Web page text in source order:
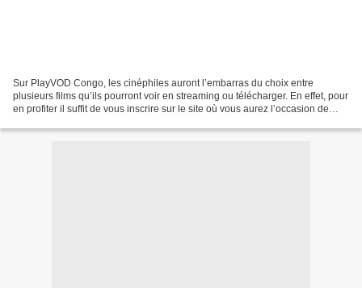
Sur PlayVOD Congo, les cinéphiles auront l’embarras du choix entre
plusieurs films qu’ils pourront voir en streaming ou télécharger. En effet, pour
en profiter il suffit de vous inscrire sur le site où vous aurez l’occasion de